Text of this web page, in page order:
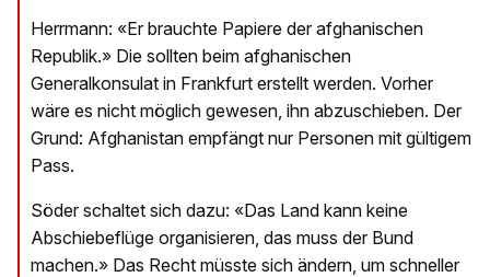
Herrmann: «Er brauchte Papiere der afghanischen
Republik.» Die sollten beim afghanischen
Generalkonsulat in Frankfurt erstellt werden. Vorher
wäre es nicht möglich gewesen, ihn abzuschieben. Der
Grund: Afghanistan empfängt nur Personen mit gültigem
Pass.
Söder schaltet sich dazu: «Das Land kann keine
Abschiebeflüge organisieren, das muss der Bund
machen.» Das Recht müsste sich ändern, um schneller